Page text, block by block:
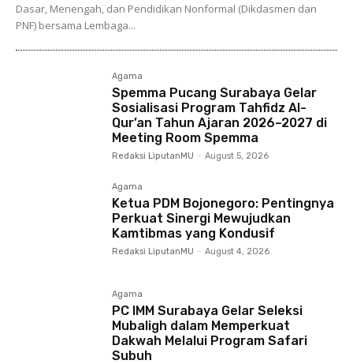
Dasar, Menengah, dan Pendidikan Nonformal (Dikdasmen dan
PNF) bersama Lembaga...
Agama
Spemma Pucang Surabaya Gelar
Sosialisasi Program Tahfidz Al-
Qur’an Tahun Ajaran 2026–2027 di
Meeting Room Spemma
Redaksi LiputanMU - August 5, 2026
Agama
Ketua PDM Bojonegoro: Pentingnya
Perkuat Sinergi Mewujudkan
Kamtibmas yang Kondusif
Redaksi LiputanMU - August 4, 2026
Agama
PC IMM Surabaya Gelar Seleksi
Mubaligh dalam Memperkuat
Dakwah Melalui Program Safari
Subuh